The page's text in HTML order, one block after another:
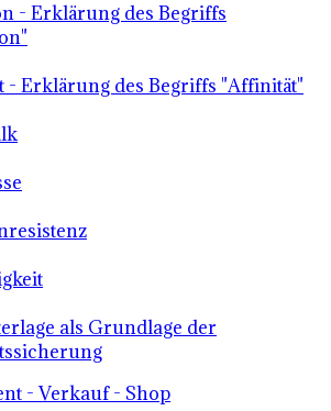
- Erklärung des Begriffs
- Erklärung des Begriffs "Affinität"
als Grundlage der
- Verkauf - Shop